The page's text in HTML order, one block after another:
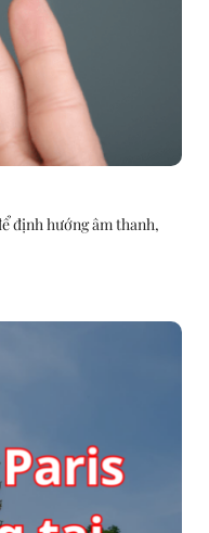
định hướng âm thanh,